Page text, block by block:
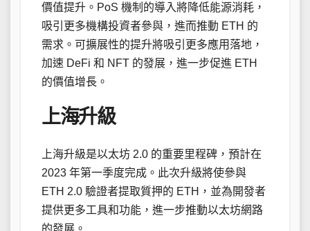
價值提升。PoS 機制的導入將降低能源消耗，
吸引更多機構投資者參與，進而推動 ETH 的
需求。可擴展性的提升將吸引更多應用落地，
加速 DeFi 和 NFT 的發展，進一步促進 ETH
的價值增長。
上海升級
上海升級是以太坊 2.0 的重要里程碑，預計在
2023 年第一季度完成。此次升級將使參與
ETH 2.0 驗證者提取質押的 ETH，並為開發者
提供更多工具和功能，進一步推動以太坊網路